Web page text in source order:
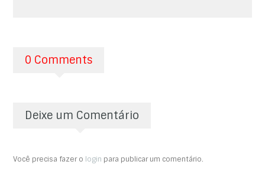
0 Comments
Deixe um Comentário
Você precisa fazer o login para publicar um comentário.